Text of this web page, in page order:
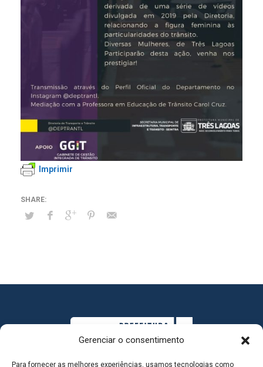
Gerenciar o consentimento
Para fornecer as melhores experiências, usamos tecnologias como
Imprimir